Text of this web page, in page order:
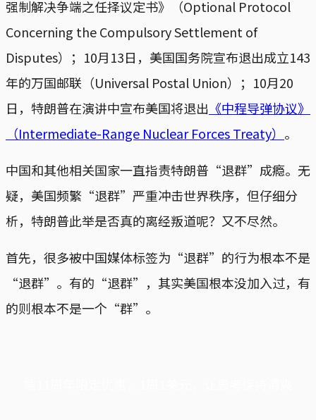
强制解决争端之任择议定书》（Optional Protocol
Concerning the Compulsory Settlement of
Disputes）；10月13日，美国国务院宣布退出成立143
年的万国邮联（Universal Postal Union）；10月20
日，特朗普在演讲中宣布美国将退出 《中程导弹协议》
（Intermediate-Range Nuclear Forces Treaty） 。
中国和其他相关国家一直指责特朗普“退群”成瘾。无
疑，美国频繁“退群”严重冲击世界秩序，但仔细分
析，特朗普此举是否真的离经叛道呢？又不尽然。
首先，很多被中国媒体标签为“退群”的行为根本不是
“退群”。有的“退群”，其实美国根本没加入过，有
的则根本不是一个“群”。